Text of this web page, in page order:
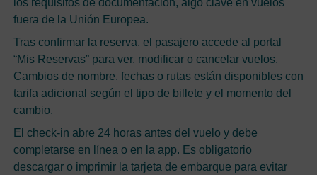
los requisitos de documentación, algo clave en vuelos
fuera de la Unión Europea.
Tras confirmar la reserva, el pasajero accede al portal
“Mis Reservas” para ver, modificar o cancelar vuelos.
Cambios de nombre, fechas o rutas están disponibles con
tarifa adicional según el tipo de billete y el momento del
cambio.
El check-in abre 24 horas antes del vuelo y debe
completarse en línea o en la app. Es obligatorio
descargar o imprimir la tarjeta de embarque para evitar